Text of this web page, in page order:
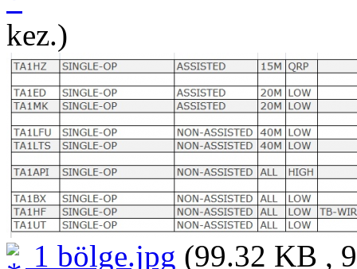
kez.)
1 bölge.jpg (99.32 KB ,